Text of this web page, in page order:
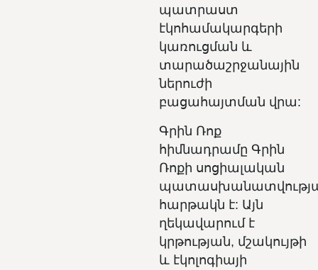
պատրաստ
էկոհամակարգերի
կառուցման և
տարածաշրջանային
ներուժի
բացահայտման վրա:
Գրին Ռոք
հիմնադրամը Գրին
Ռոքի սոցիալական
հարթակն է: Այն
ղեկավարում է
կրթության, մշակույթի
և էկոլոգիայի